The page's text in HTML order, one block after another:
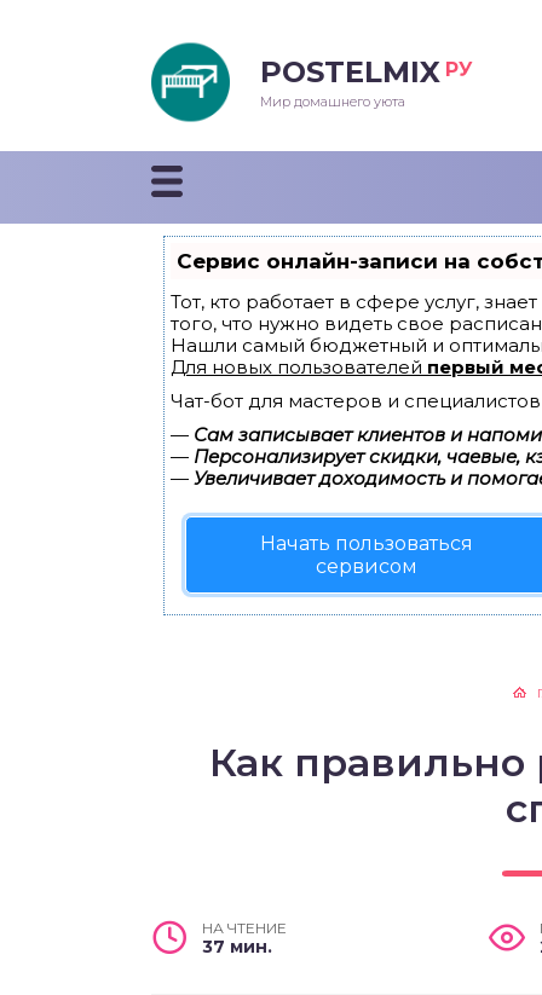
POSTELMIX РУ
Мир домашнего уюта
Сервис онлайн-записи на
Тот, кто работает в сфере услуг,
того, что нужно видеть свое
Нашли самый бюджетный и
Для новых пользователей первый
Чат-бот для мастеров и
— Сам записывает клиентов и
— Персонализирует скидки, чаевые,
— Увеличивает доходимость и
Начать пользоваться
сервисом
Как правильно
НА ЧТЕНИЕ
37 мин.